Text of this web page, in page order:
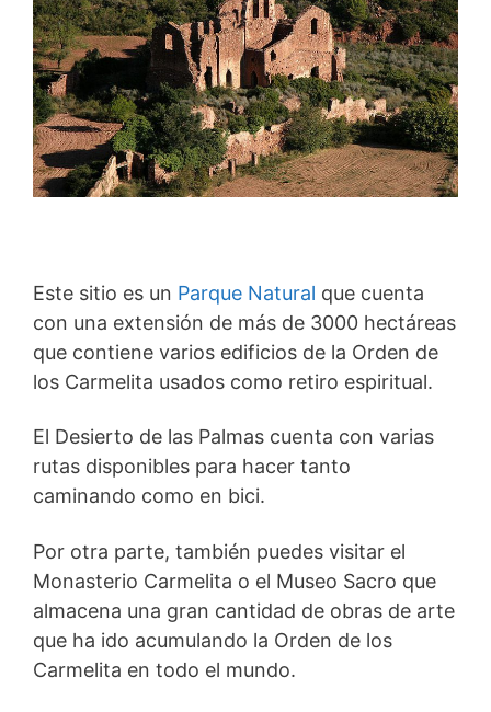
Este sitio es un Parque Natural que cuenta
con una extensión de más de 3000 hectáreas
que contiene varios edificios de la Orden de
los Carmelita usados como retiro espiritual.
El Desierto de las Palmas cuenta con varias
rutas disponibles para hacer tanto
caminando como en bici.
Por otra parte, también puedes visitar el
Monasterio Carmelita o el Museo Sacro que
almacena una gran cantidad de obras de arte
que ha ido acumulando la Orden de los
Carmelita en todo el mundo.